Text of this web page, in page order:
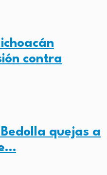
contra
quejas a